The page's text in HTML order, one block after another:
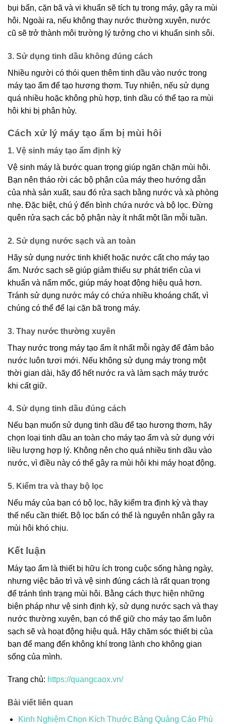
bụi bẩn, cặn bã và vi khuẩn sẽ tích tụ trong máy, gây ra mùi
hôi. Ngoài ra, nếu không thay nước thường xuyên, nước
cũ sẽ trở thành môi trường lý tưởng cho vi khuẩn sinh sôi.
3. Sử dụng tinh dầu không đúng cách
Nhiều người có thói quen thêm tinh dầu vào nước trong
máy tạo ẩm để tạo hương thơm. Tuy nhiên, nếu sử dụng
quá nhiều hoặc không phù hợp, tinh dầu có thể tạo ra mùi
hôi khi bị phân hủy.
Cách xử lý máy tạo ẩm bị mùi hôi
1. Vệ sinh máy tạo ẩm định kỳ
Vệ sinh máy là bước quan trọng giúp ngăn chặn mùi hôi.
Bạn nên tháo rời các bộ phận của máy theo hướng dẫn
của nhà sản xuất, sau đó rửa sạch bằng nước và xà phòng
nhẹ. Đặc biệt, chú ý đến bình chứa nước và bộ lọc. Đừng
quên rửa sạch các bộ phận này ít nhất một lần mỗi tuần.
2. Sử dụng nước sạch và an toàn
Hãy sử dụng nước tinh khiết hoặc nước cất cho máy tạo
ẩm. Nước sạch sẽ giúp giảm thiểu sự phát triển của vi
khuẩn và nấm mốc, giúp máy hoạt động hiệu quả hơn.
Tránh sử dụng nước máy có chứa nhiều khoáng chất, vì
chúng có thể để lại cặn bã trong máy.
3. Thay nước thường xuyên
Thay nước trong máy tạo ẩm ít nhất mỗi ngày để đảm bảo
nước luôn tươi mới. Nếu không sử dụng máy trong một
thời gian dài, hãy đổ hết nước ra và làm sạch máy trước
khi cất giữ.
4. Sử dụng tinh dầu đúng cách
Nếu bạn muốn sử dụng tinh dầu để tạo hương thơm, hãy
chọn loại tinh dầu an toàn cho máy tạo ẩm và sử dụng với
liều lượng hợp lý. Không nên cho quá nhiều tinh dầu vào
nước, vì điều này có thể gây ra mùi hôi khi máy hoạt động.
5. Kiểm tra và thay bộ lọc
Nếu máy của bạn có bộ lọc, hãy kiểm tra định kỳ và thay
thế nếu cần thiết. Bộ lọc bẩn có thể là nguyên nhân gây ra
mùi hôi khó chịu.
Kết luận
Máy tạo ẩm là thiết bị hữu ích trong cuộc sống hàng ngày,
nhưng việc bảo trì và vệ sinh đúng cách là rất quan trọng
để tránh tình trạng mùi hôi. Bằng cách thực hiện những
biện pháp như vệ sinh định kỳ, sử dụng nước sạch và thay
nước thường xuyên, bạn có thể giữ cho máy tạo ẩm luôn
sạch sẽ và hoạt động hiệu quả. Hãy chăm sóc thiết bị của
bạn để mang đến không khí trong lành cho không gian
sống của mình.
Trang chủ: https://quangcaox.vn/
Bài viết liên quan
Kinh Nghiệm Chọn Kích Thước Bảng Quảng Cáo Phù